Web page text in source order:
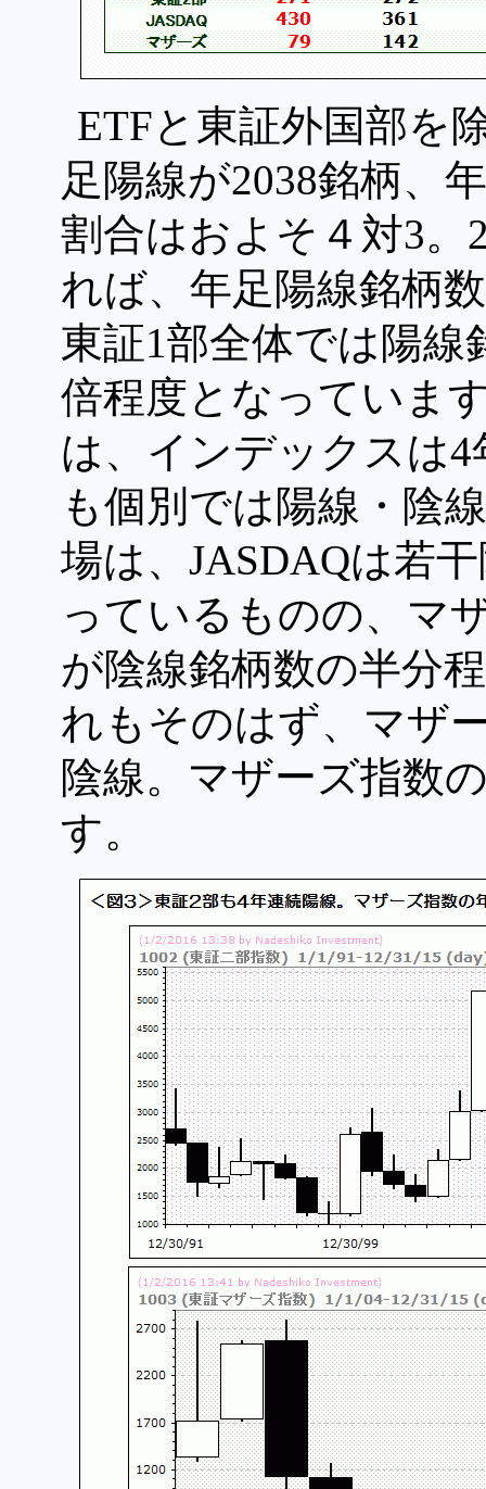
ETFと東証外国部を
足陽線が2038銘柄、
割合はおよそ４対3。
れば、年足陽線銘柄
東証1部全体では陽線
倍程度となっていま
は、インデックスは
も個別では陽線・陰
場は、JASDAQは若
っているものの、マ
が陰線銘柄数の半分
れもそのはず、マザ
陰線。マザーズ指数
す。